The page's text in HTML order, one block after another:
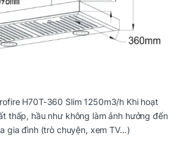
H70T-360 Slim 1250m3/h Khi hoạt
thấp, hầu như không làm ảnh hưởng đến
gia đình (trò chuyện, xem TV…)